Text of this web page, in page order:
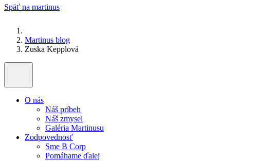
Späť na martinus
Martinus blog
Zuska Kepplová
O nás
Náš príbeh
Náš zmysel
Galéria Martinusu
Zodpovednosť
Sme B Corp
Pomáhame ďalej